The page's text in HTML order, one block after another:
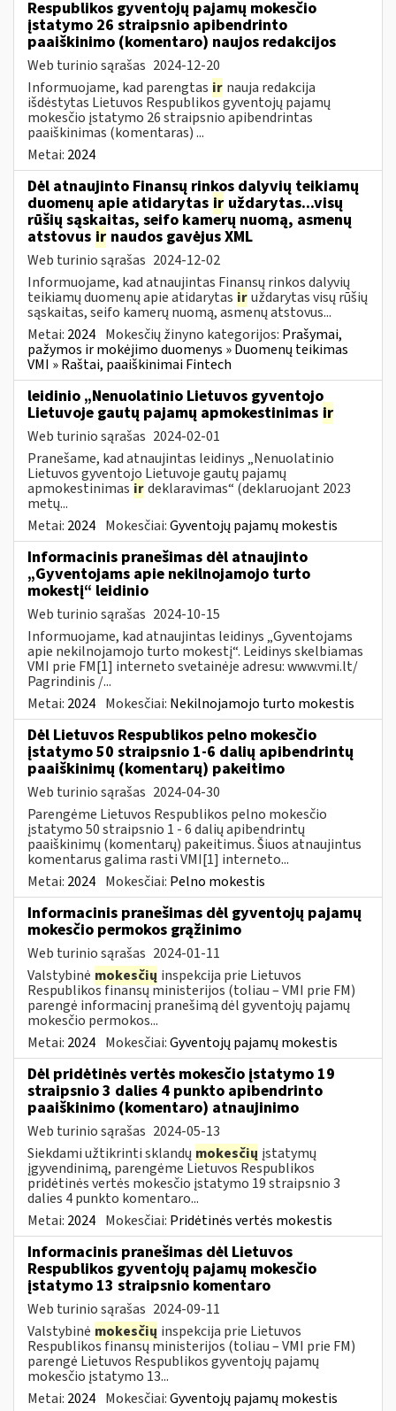
Respublikos gyventojų pajamų mokesčio
įstatymo 26 straipsnio apibendrinto
paaiškinimo (komentaro) naujos redakcijos
Web turinio sąrašas 2024-12-20
Informuojame, kad parengtas ir nauja redakcija
išdėstytas Lietuvos Respublikos gyventojų pajamų
mokesčio įstatymo 26 straipsnio apibendrintas
paaiškinimas (komentaras) ...
Metai: 2024
Dėl atnaujinto Finansų rinkos dalyvių teikiamų
duomenų apie atidarytas ir uždarytas...visų
rūšių sąskaitas, seifo kamerų nuomą, asmenų
atstovus ir naudos gavėjus XML
Web turinio sąrašas 2024-12-02
Informuojame, kad atnaujintas Finansų rinkos dalyvių
teikiamų duomenų apie atidarytas iruždarytas visų rūšių
sąskaitas, seifo kamerų nuomą, asmenų atstovus...
Metai: 2024 Mokesčių žinyno kategorijos: Prašymai,
pažymos ir mokėjimo duomenys » Duomenų teikimas
VMI » Raštai, paaiškinimai Fintech
leidinio „Nenuolatinio Lietuvos gyventojo
Lietuvoje gautų pajamų apmokestinimas ir
Web turinio sąrašas 2024-02-01
Pranešame, kad atnaujintas leidinys „Nenuolatinio
Lietuvos gyventojo Lietuvoje gautų pajamų
apmokestinimas irdeklaravimas“ (deklaruojant 2023
metų...
Metai: 2024 Mokesčiai:Gyventojų pajamų mokestis
Informacinis pranešimas dėl atnaujinto
„Gyventojams apie nekilnojamojo turto
mokestį“ leidinio
Web turinio sąrašas 2024-10-15
Informuojame, kad atnaujintas leidinys „Gyventojams
apie nekilnojamojo turto mokestį“. Leidinys skelbiamas
VMI prie FM[1] interneto svetainėje adresu: www.vmi.lt/
Pagrindinis /...
Metai: 2024 Mokesčiai: Nekilnojamojo turto mokestis
Dėl Lietuvos Respublikos pelno mokesčio
įstatymo 50 straipsnio 1-6 dalių apibendrintų
paaiškinimų (komentarų) pakeitimo
Web turinio sąrašas 2024-04-30
Parengėme Lietuvos Respublikos pelno mokesčio
įstatymo 50 straipsnio 1 - 6 dalių apibendrintų
paaiškinimų (komentarų) pakeitimus. Šiuos atnaujintus
komentarus galima rasti VMI[1] interneto...
Metai: 2024 Mokesčiai: Pelno mokestis
Informacinis pranešimas dėl gyventojų pajamų
mokesčio permokos grąžinimo
Web turinio sąrašas 2024-01-11
Valstybinė mokesčių inspekcija prie Lietuvos
Respublikos finansų ministerijos (toliau – VMI prie FM)
parengė informacinį pranešimą dėl gyventojų pajamų
mokesčio permokos...
Metai: 2024 Mokesčiai:Gyventojų pajamų mokestis
Dėl pridėtinės vertės mokesčio įstatymo 19
straipsnio 3 dalies 4 punkto apibendrinto
paaiškinimo (komentaro) atnaujinimo
Web turinio sąrašas 2024-05-13
Siekdami užtikrinti sklandų mokesčių įstatymų
įgyvendinimą, parengėme Lietuvos Respublikos
pridėtinės vertės mokesčio įstatymo 19 straipsnio 3
dalies 4 punkto komentaro...
Metai: 2024 Mokesčiai: Pridėtinės vertės mokestis
Informacinis pranešimas dėl Lietuvos
Respublikos gyventojų pajamų mokesčio
įstatymo 13 straipsnio komentaro
Web turinio sąrašas 2024-09-11
Valstybinė mokesčių inspekcija prie Lietuvos
Respublikos finansų ministerijos (toliau – VMI prie FM)
parengė Lietuvos Respublikos gyventojų pajamų
mokesčio įstatymo 13...
Metai: 2024 Mokesčiai:Gyventojų pajamų mokestis